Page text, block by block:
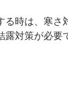
る時は、寒さ
対策が必要